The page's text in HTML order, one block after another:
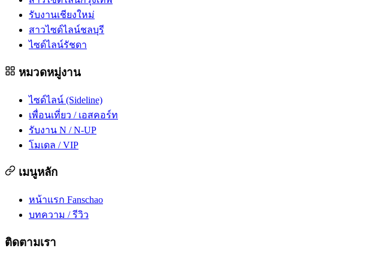
รับงานเชียงใหม่
สาวไซด์ไลน์ชลบุรี
ไซด์ไลน์รัชดา
หมวดหมู่งาน
ไซด์ไลน์ (Sideline)
เพื่อนเที่ยว / เอสคอร์ท
รับงาน N / N-UP
โมเดล / VIP
เมนูหลัก
หน้าแรก Fanschao
บทความ / รีวิว
ติดตามเรา